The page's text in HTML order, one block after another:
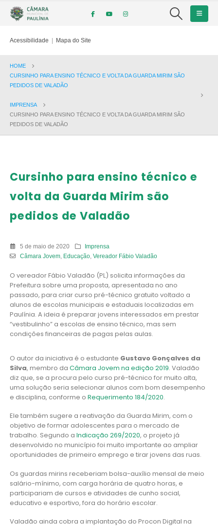
Acessibilidade | Mapa do Site
HOME
CURSINHO PARA ENSINO TÉCNICO E VOLTA DA GUARDA MIRIM SÃO
PEDIDOS DE VALADÃO
IMPRENSA
CURSINHO PARA ENSINO TÉCNICO E VOLTA DA GUARDA MIRIM SÃO
PEDIDOS DE VALADÃO
Cursinho para ensino técnico e
volta da Guarda Mirim são
pedidos de Valadão
5 de maio de 2020
Imprensa
Câmara Jovem, Educação, Vereador Fábio Valadão
O vereador Fábio Valadão (PL) solicita informações da
Prefeitura sobre uma proposta, apresentada no ano
passado, para criar curso pré-técnico gratuito voltado a
alunos de escolas municipais e estaduais localizadas em
Paulínia. A ideia é preparar jovens interessados em prestar
“vestibulinho” a escolas de ensino técnico, mas sem
condições financeiras de pagas pelas aulas.
O autor da iniciativa é o estudante Gustavo Gonçalves da
Silva, membro da Câmara Jovem na edição 2019. Valadão
diz que, se a procura pelo curso pré-técnico for muito alta,
uma solução seria selecionar alunos com bom desempenho
e disciplina, conforme o Requerimento 184/2020.
Ele também sugere a reativação da Guarda Mirim, com o
objetivo de formar adolescentes para o mercado de
trabalho. Segundo a Indicação 269/2020, o projeto já
desenvolvido no município foi muito importante ao ampliar
oportunidades de primeiro emprego e tirar jovens das ruas.
Os guardas mirins receberiam bolsa-auxílio mensal de meio
salário-mínimo, com carga horária de quatro horas, e
participariam de cursos e atividades de cunho social,
educativo e esportivo, fora do horário escolar.
Valadão ainda cobra a implantação do Procon Digital na